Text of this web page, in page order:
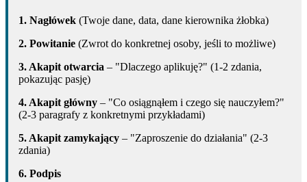
1. Nagłówek (Twoje dane, data, dane kierownika żłobka)
2. Powitanie (Zwrot do konkretnej osoby, jeśli to możliwe)
3. Akapit otwarcia – "Dlaczego aplikuję?" (1-2 zdania,
pokazując pasję)
4. Akapit główny – "Co osiągnąłem i czego się nauczyłem?"
(2-3 paragrafy z konkretnymi przykładami)
5. Akapit zamykający – "Zaproszenie do działania" (2-3
zdania)
6. Podpis